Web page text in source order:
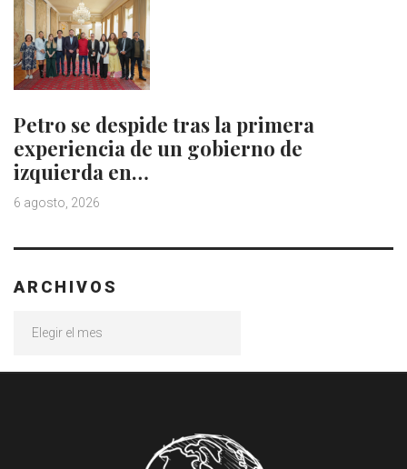
Petro se despide tras la primera
experiencia de un gobierno de
izquierda en…
6 agosto, 2026
ARCHIVOS